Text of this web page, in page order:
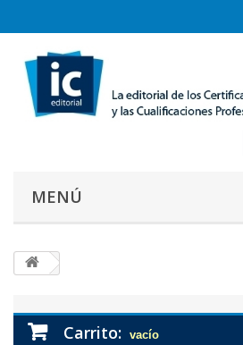
MENÚ
Carrito: vacío